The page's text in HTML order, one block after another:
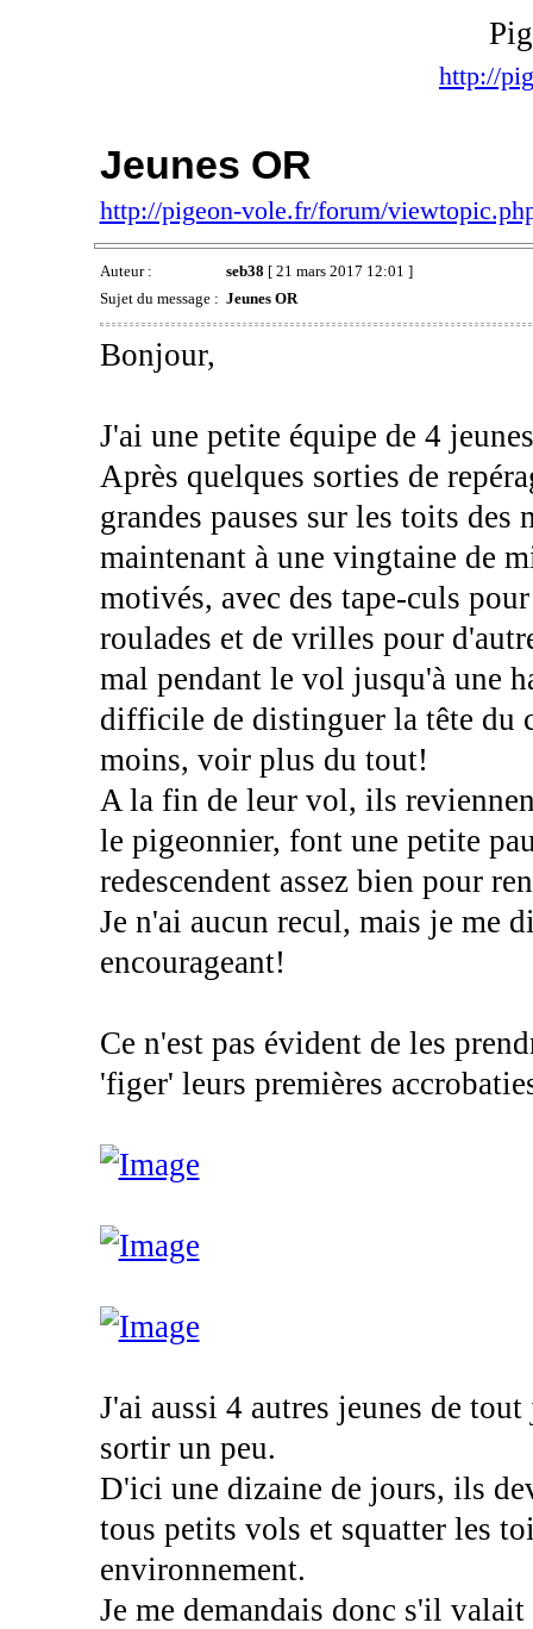
http://
Jeunes OR
http://pigeon-vole.fr/forum/
Auteur : seb38 [ 21 mars 2017 12:01 ]
Sujet du message : Jeunes OR
Bonjour,
J'ai une petite équipe de 4
Après quelques sorties de
grandes pauses sur les toits
maintenant à une vingtaine de
motivés, avec des tape-culs
roulades et de vrilles pour
mal pendant le vol jusqu'à une
difficile de distinguer la tête du
moins, voir plus du tout!
A la fin de leur vol, ils
le pigeonnier, font une petite
redescendent assez bien pour
Je n'ai aucun recul, mais je me
encourageant!
Ce n'est pas évident de les
'figer' leurs premières
J'ai aussi 4 autres jeunes de
sortir un peu.
D'ici une dizaine de jours, ils
tous petits vols et squatter les
environnement.
Je me demandais donc s'il